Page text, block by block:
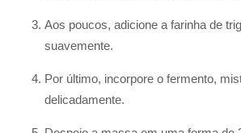
Aos poucos, adicione a farinha de
suavemente.
Por último, incorpore o fermento,
delicadamente.